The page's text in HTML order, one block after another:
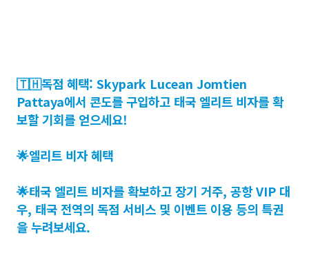
🇹🇭독점 혜택: Skypark Lucean Jomtien
Pattaya에서 콘도를 구입하고 태국 엘리트 비자를 확
보할 기회를 얻으세요!
🌟엘리트 비자 혜택
🌟태국 엘리트 비자를 확보하고 장기 거주, 공항 VIP 대
우, 태국 전역의 독점 서비스 및 이벤트 이용 등의 특권
을 누려보세요.